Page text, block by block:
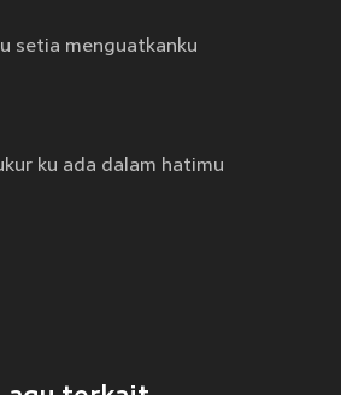
setia menguatkanku
ku ada dalam hatimu